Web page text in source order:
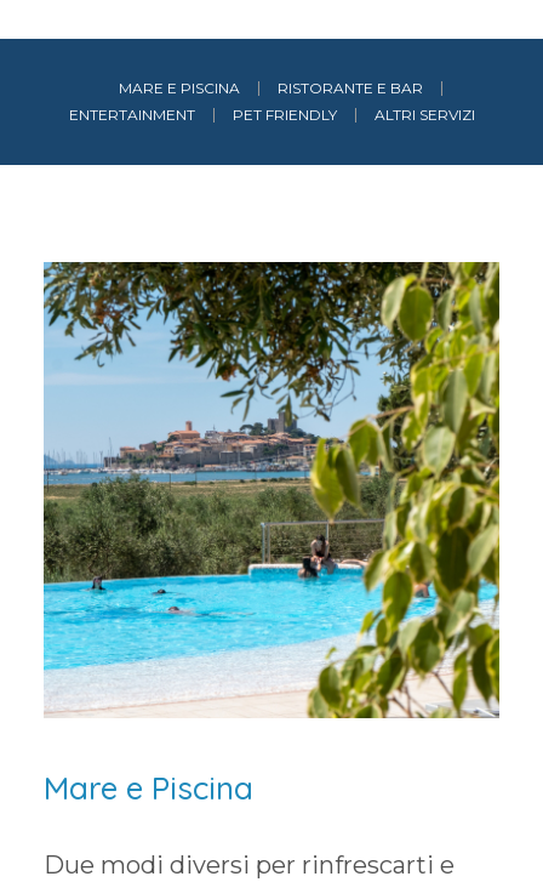
MARE E PISCINA
RISTORANTE E BAR
ENTERTAINMENT
PET FRIENDLY ALTRI SERVIZI
Mare e Piscina
Due modi diversi per rinfrescarti e